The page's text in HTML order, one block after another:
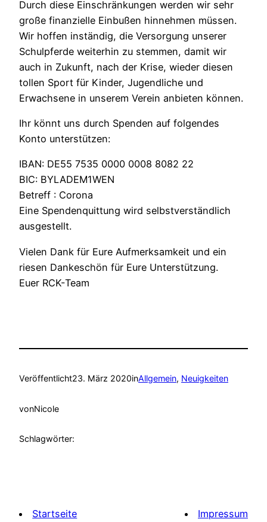
Durch diese Einschränkungen werden wir sehr
große finanzielle Einbußen hinnehmen müssen.
Wir hoffen inständig, die Versorgung unserer
Schulpferde weiterhin zu stemmen, damit wir
auch in Zukunft, nach der Krise, wieder diesen
tollen Sport für Kinder, Jugendliche und
Erwachsene in unserem Verein anbieten können.
Ihr könnt uns durch Spenden auf folgendes
Konto unterstützen:
IBAN: DE55 7535 0000 0008 8082 22
BIC: BYLADEM1WEN
Betreff : Corona
Eine Spendenquittung wird selbstverständlich
ausgestellt.
Vielen Dank für Eure Aufmerksamkeit und ein
riesen Dankeschön für Eure Unterstützung.
Euer RCK-Team
Veröffentlicht23. März 2020inAllgemein, Neuigkeiten
vonNicole
Schlagwörter:
Startseite Impressum